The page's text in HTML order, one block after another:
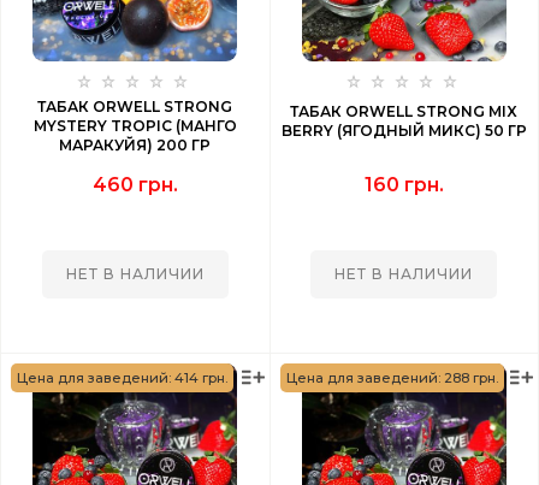
ТАБАК ORWELL STRONG
MYSTERY TROPIC (МАНГО
МАРАКУЙЯ) 200 ГР
460 грн.
НЕТ В НАЛИЧИИ
ТАБАК ORWELL STRONG MIX
BERRY (ЯГОДНЫЙ МИКС) 50 ГР
160 грн.
НЕТ В НАЛИЧИИ
Цена для заведений: 414 грн. Цена для заведений: 288 грн.